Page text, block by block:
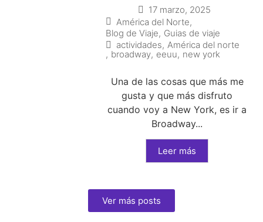
17 marzo, 2025
América del Norte,
Blog de Viaje, Guias de viaje
actividades, América del norte
, broadway, eeuu, new york
Una de las cosas que más me
gusta y que más disfruto
cuando voy a New York, es ir a
Broadway...
Leer más
Ver más posts